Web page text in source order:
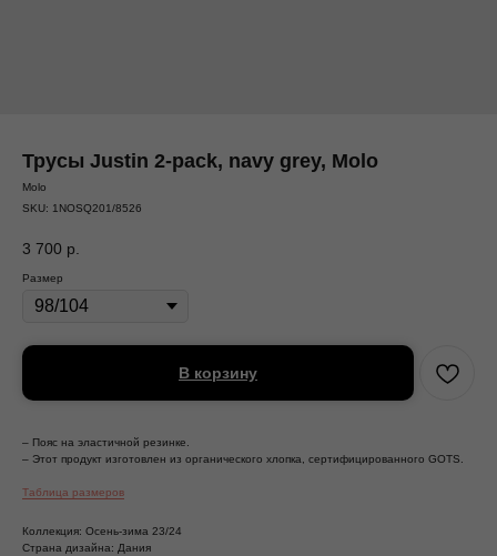
Трусы Justin 2-pack, navy grey, Molo
Molo
SKU: 1NOSQ201/8526
3 700 р.
Размер
В корзину
– Пояс на эластичной резинке.
– Этот продукт изготовлен из органического хлопка, сертифицированного GOTS.
Таблица размеров
Коллекция: Осень-зима 23/24
Страна дизайна: Дания